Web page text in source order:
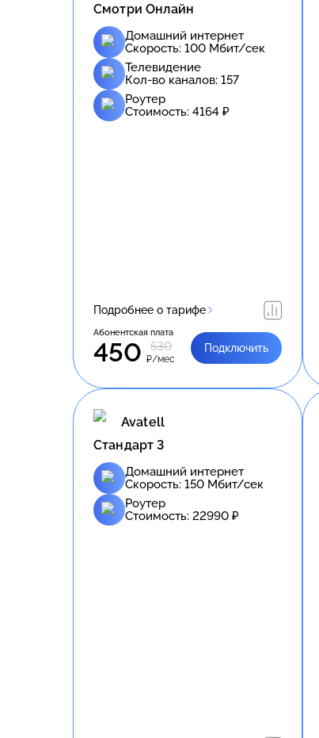
Смотри Онлайн
Домашний интернет
Скорость: 100 Мбит/сек
Телевидение
Кол-во каналов: 157
Роутер
Стоимость: 4164 ₽
Подробнее о тарифе
Абонентская плата
450 530
₽/мес
Подключить
Avatell
Стандарт 3
Домашний интернет
Скорость: 150 Мбит/сек
Роутер
Стоимость: 22990 ₽